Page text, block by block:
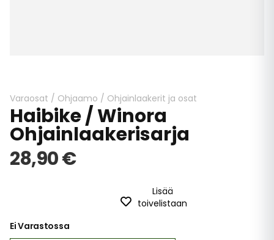
beginning
of
the
images
gallery
Varaosat / Ohjaamo / Ohjainlaakerit ja osat
Haibike / Winora
Ohjainlaakerisarja
28,90 €
Lisää
toivelistaan
Ei Varastossa